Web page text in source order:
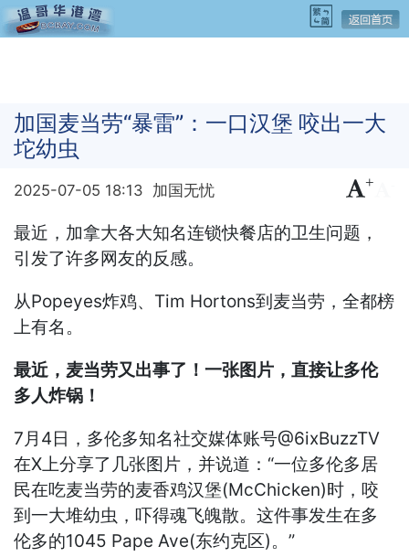
加国麦当劳“暴雷”：一口汉堡 咬出一大
坨幼虫
2025-07-05 18:13 加国无忧 +
最近，加拿大各大知名连锁快餐店的卫生问题，
引发了许多网友的反感。
从Popeyes炸鸡、Tim Hortons到麦当劳，全都榜
上有名。
最近，麦当劳又出事了！一张图片，直接让多伦
多人炸锅！
7月4日，多伦多知名社交媒体账号@6ixBuzzTV
在X上分享了几张图片，并说道：“一位多伦多居
民在吃麦当劳的麦香鸡汉堡(McChicken)时，咬
到一大堆幼虫，吓得魂飞魄散。这件事发生在多
伦多的1045 Pape Ave(东约克区)。”